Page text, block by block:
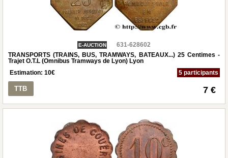
E-AUCTION
631-628602
TRANSPORTS (TRAINS, BUS, TRAMWAYS, BATEAUX...) 25 Centimes -
Trajet O.T.L (Omnibus Tramways de Lyon) Lyon
Estimation: 10€ 5 participants
TTB 7 €